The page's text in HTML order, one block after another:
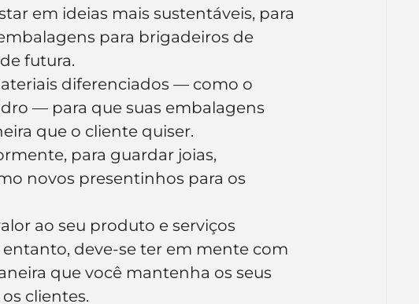
em ideias mais sustentáveis, para
para brigadeiros de
futura.
diferenciados — como o
— para que suas embalagens
que o cliente quiser.
para guardar joias,
novos presentinhos para os
ao seu produto e serviços
deve-se ter em mente com
que você mantenha os seus
clientes.